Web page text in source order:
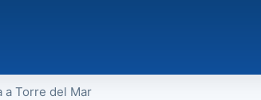
a Torre del Mar